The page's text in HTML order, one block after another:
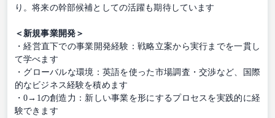
り。将来の幹部候補としての活躍も期待しています
＜新規事業開発＞
・経営直下での事業開発経験：戦略立案から実行までを一貫し
て学べます
・グローバルな環境：英語を使った市場調査・交渉など、国際
的なビジネス経験を積めます
・0→1の創造力：新しい事業を形にするプロセスを実践的に経
験できます